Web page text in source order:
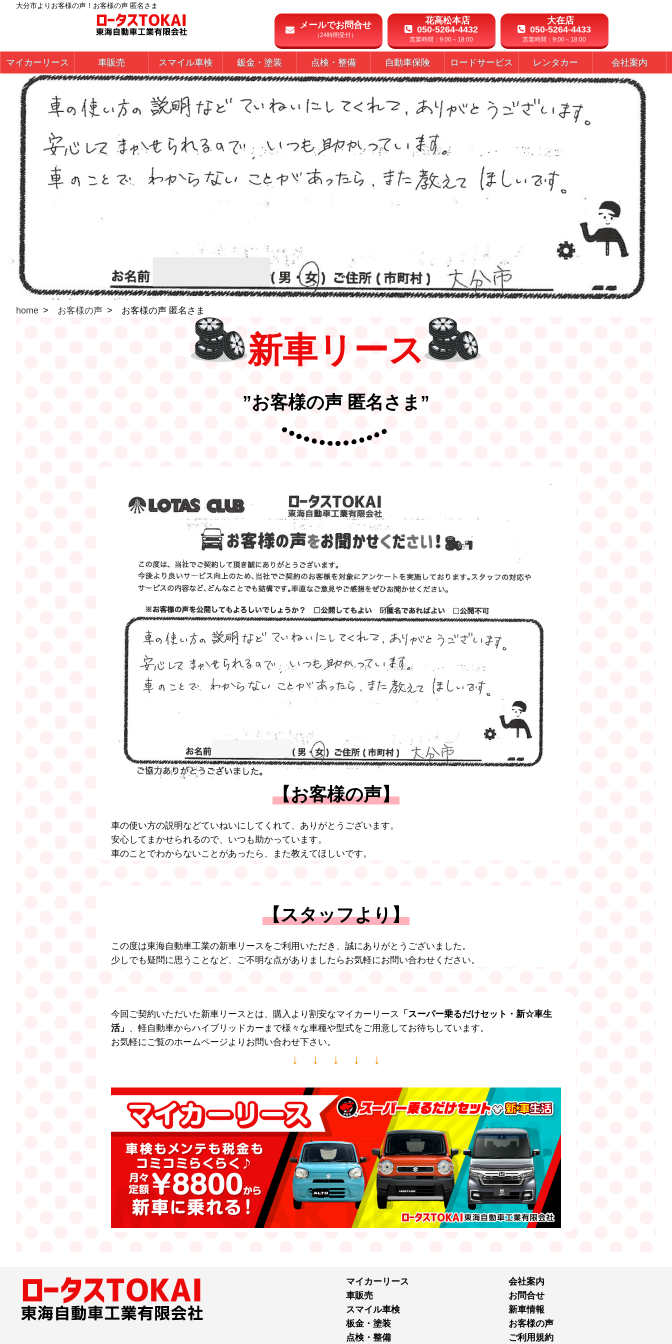
大分市よりお客様の声！お客様の声 匿名さま
メールでお問合せ
（24時間受付）
花高松本店
050-5264-4432
営業時間：9:00～18:00
大在店
050-5264-4433
営業時間：9:00～18:00
マイカーリース 車販売 スマイル車検 鈑金・塗装 点検・整備 自動車保険 ロードサービス レンタカー 会社案内
home お客様の声 お客様の声 匿名さま
新車リース
”お客様の声 匿名さま”
【お客様の声】
車の使い方の説明などていねいにしてくれて、ありがとうございます。
安心してまかせられるので、いつも助かっています。
車のことでわからないことがあったら、また教えてほしいです。
【スタッフより】
この度は東海自動車工業の新車リースをご利用いただき、誠にありがとうございました。
少しでも疑問に思うことなど、ご不明な点がありましたらお気軽にお問い合わせください。
今回ご契約いただいた新車リースとは、購入より割安なマイカーリース 「スーパー乗るだけセット・新☆車生
活」 、軽自動車からハイブリッドカーまで様々な車種や型式をご用意してお待ちしています。
お気軽にご覧のホームページよりお問い合わせ下さい。
↓ ↓ ↓ ↓ ↓
マイカーリース
車販売
スマイル車検
板金・塗装
点検・整備
会社案内
お問合せ
新車情報
お客様の声
ご利用規約